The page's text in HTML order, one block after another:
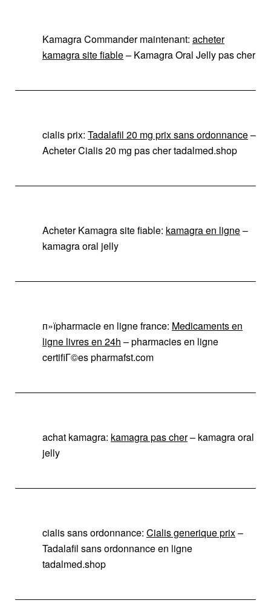
Kamagra Commander maintenant: acheter
kamagra site fiable– Kamagra Oral Jelly pas cher
cialis prix: Tadalafil 20 mg prix sans ordonnance–
Acheter Cialis 20 mg pas cher tadalmed.shop
Acheter Kamagra site fiable: kamagra en ligne–
kamagra oral jelly
п»їpharmacie en ligne france: Medicaments en
ligne livres en 24h – pharmacies en ligne
certifiГ©es pharmafst.com
achat kamagra: kamagra pas cher– kamagra oral
jelly
cialis sans ordonnance: Cialis generique prix–
Tadalafil sans ordonnance en ligne
tadalmed.shop